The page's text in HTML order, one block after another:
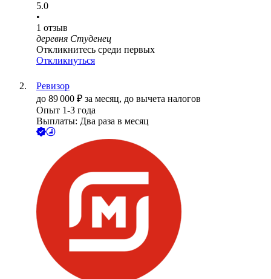
5.0
•
1 отзыв
деревня Студенец
Откликнитесь среди первых
Откликнуться
Ревизор
до 89 000 ₽ за месяц, до вычета налогов
Опыт 1-3 года
Выплаты: Два раза в месяц